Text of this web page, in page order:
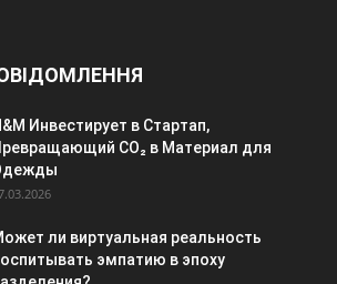
Инвестирует в Стартап,
CO₂ в Материал для
ли виртуальная реальность
эмпатию в эпоху